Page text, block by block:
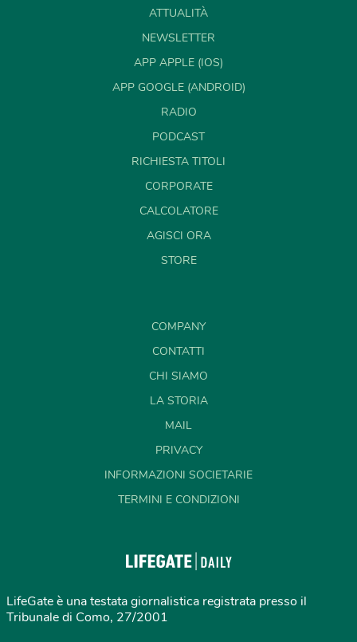
ATTUALITÀ
NEWSLETTER
APP APPLE (IOS)
APP GOOGLE (ANDROID)
RADIO
PODCAST
RICHIESTA TITOLI
CORPORATE
CALCOLATORE
AGISCI ORA
STORE
COMPANY
CONTATTI
CHI SIAMO
LA STORIA
MAIL
PRIVACY
INFORMAZIONI SOCIETARIE
TERMINI E CONDIZIONI
LifeGate è una testata giornalistica registrata presso il
Tribunale di Como, 27/2001